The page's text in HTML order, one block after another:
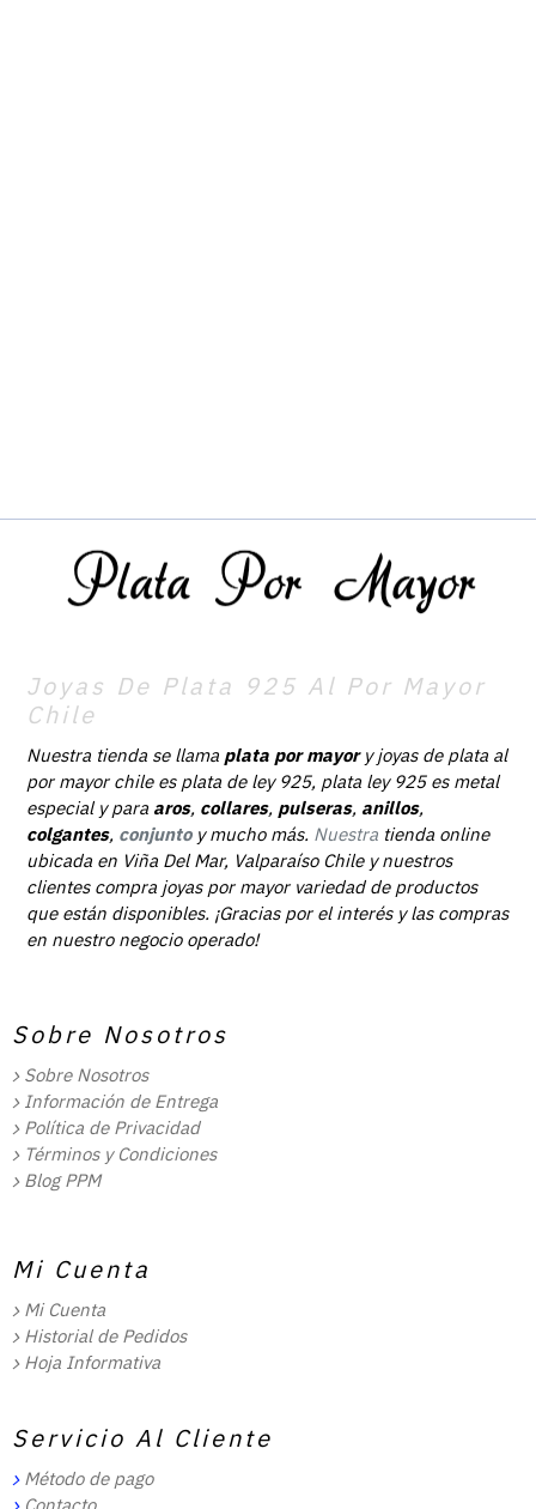
Joyas De Plata 925 Al Por Mayor
Chile
Nuestra tienda se llama plata por mayory joyas de plata al
por mayor chile es plata de ley 925, plata ley 925 es metal
especial y para aros, collares, pulseras, anillos,
colgantes, conjunto y mucho más. Nuestra tienda online
ubicada en Viña Del Mar, Valparaíso Chile y nuestros
clientes compra joyas por mayor variedad de productos
que están disponibles. ¡Gracias por el interés y las compras
en nuestro negocio operado!
Sobre Nosotros
Sobre Nosotros
Información de Entrega
Política de Privacidad
Términos y Condiciones
Blog PPM
Mi Cuenta
Mi Cuenta
Historial de Pedidos
Hoja Informativa
Servicio Al Cliente
Método de pago